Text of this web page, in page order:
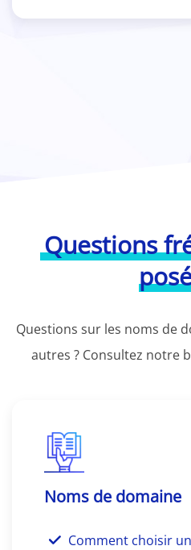
Questions
Questions sur les noms de
autres ? Consultez notre
Noms de domaine
Comment choisir